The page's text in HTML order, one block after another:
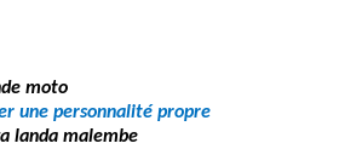
moto
une personnalité propre
landa malembe